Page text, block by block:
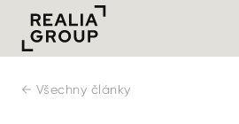
← Všechny články